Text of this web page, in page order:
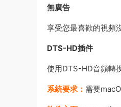
無廣告
享受您最喜歡的視頻
DTS-HD插件
使用DTS-HD音頻轉
系統要求： 需要